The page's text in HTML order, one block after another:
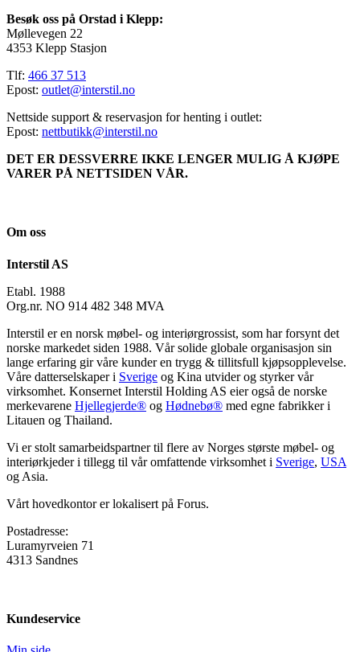
Besøk oss på Orstad i Klepp:
Møllevegen 22
4353 Klepp Stasjon
Tlf: 466 37 513
Epost: outlet@interstil.no
Nettside support & reservasjon for henting i outlet:
Epost: nettbutikk@interstil.no
DET ER DESSVERRE IKKE LENGER MULIG Å KJØPE
VARER PÅ NETTSIDEN VÅR.
Om oss
Interstil AS
Etabl. 1988
Org.nr. NO 914 482 348 MVA
Interstil er en norsk møbel- og interiørgrossist, som har forsynt det
norske markedet siden 1988. Vår solide globale organisasjon sin
lange erfaring gir våre kunder en trygg & tillitsfull kjøpsopplevelse.
Våre datterselskaper i Sverige og Kina utvider og styrker vår
virksomhet. Konsernet Interstil Holding AS eier også de norske
merkevarene Hjellegjerde® og Hødnebø® med egne fabrikker i
Litauen og Thailand.
Vi er stolt samarbeidspartner til flere av Norges største møbel- og
interiørkjeder i tillegg til vår omfattende virksomhet i Sverige, USA
og Asia.
Vårt hovedkontor er lokalisert på Forus.
Postadresse:
Luramyrveien 71
4313 Sandnes
Kundeservice